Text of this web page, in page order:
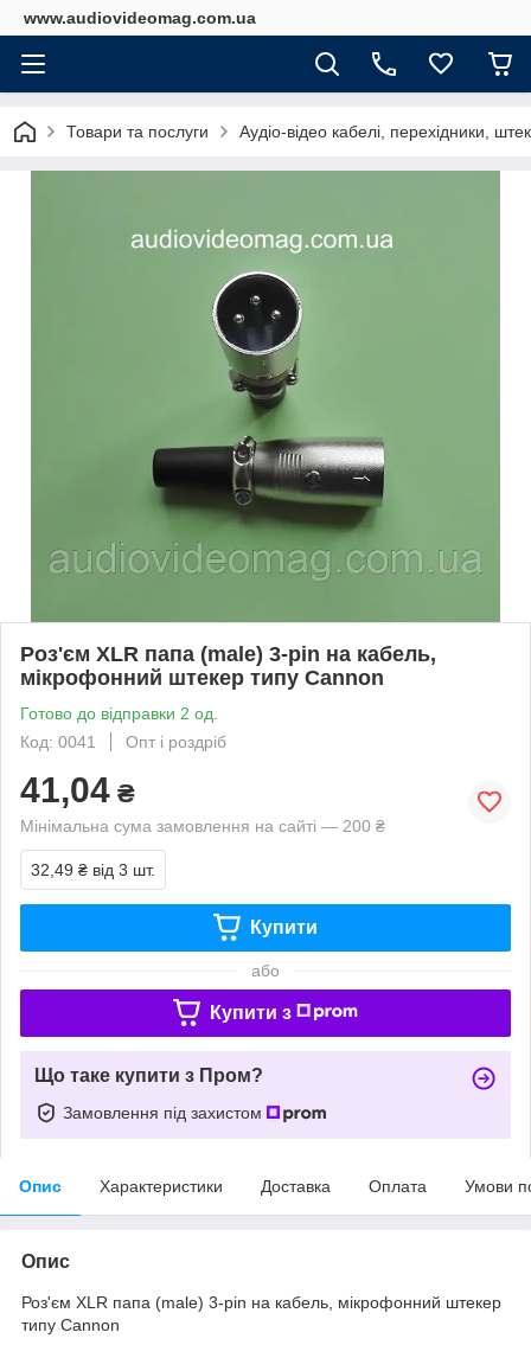
www.audiovideomag.com.ua
Товари та послуги Аудіо-відео кабелі, перехідники,
Роз'єм XLR папа (male) 3-pin на кабель,
мікрофонний штекер типу Cannon
Готово до відправки 2 од.
Код: 0041
Опт і роздріб
41,04 ₴
Мінімальна сума замовлення на сайті — 200 ₴
32,49 ₴ від 3 шт.
Купити
або
Купити з
Що таке купити з Пром?
Замовлення під захистом
Опис Характеристики Доставка Оплата Умови
Опис
Роз'єм XLR папа (male) 3-pin на кабель, мікрофонний штекер
типу Cannon